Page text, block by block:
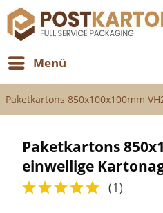
Menü
Paketkartons 850x100x100mm
Paketkartons
einwellige
(1)